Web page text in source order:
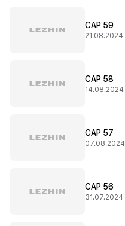
CAP 59
21.08.2024
CAP 58
14.08.2024
CAP 57
07.08.2024
CAP 56
31.07.2024